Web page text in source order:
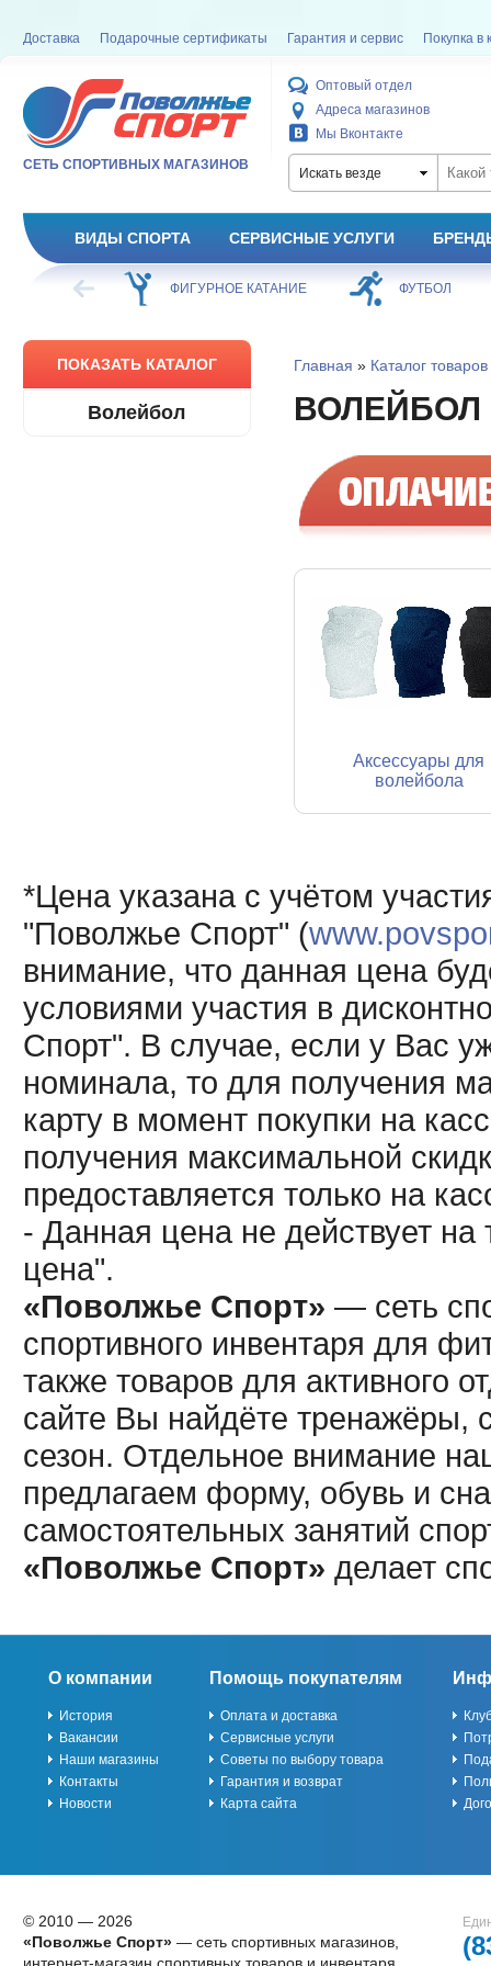
Доставка Подарочные сертификаты Гарантия и сервис Покупка в
СЕТЬ СПОРТИВНЫХ МАГАЗИНОВ
Оптовый отдел
Адреса магазинов
Мы Вконтакте
Искать везде
ВИДЫ СПОРТА СЕРВИСНЫЕ УСЛУГИ
ХОККЕЙ ФИГУРНОЕ КАТАНИЕ ФУТБОЛ
ПОКАЗАТЬ КАТАЛОГ
Волейбол
Главная » Каталог товаров
ВОЛЕЙБОЛ
Аксессуары для
волейбола
*Цена указана с учётом
"Поволжье Спорт" (
внимание, что данная цена
условиями участия в
Спорт". В случае, если у Вас
номинала, то для получения
карту в момент покупки на
получения максимальной
предоставляется только на
- Данная цена не действует
цена".
«Поволжье Спорт» — сеть
спортивного инвентаря для
также товаров для активного
сайте Вы найдёте тренажёры,
сезон. Отдельное внимание
предлагаем форму, обувь и
самостоятельных занятий
«Поволжье Спорт» делает
О компании
История
Вакансии
Наши магазины
Контакты
Новости
Помощь покупателям
Оплата и доставка
Сервисные услуги
Советы по выбору товара
Гарантия и возврат
Карта сайта
© 2010 — 2026
«Поволжье Спорт»— сеть спортивных магазинов,